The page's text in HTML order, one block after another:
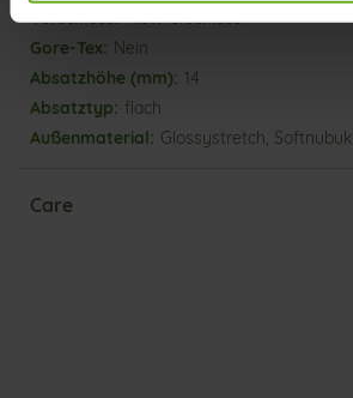
Klettverschluss
Nein
14
flach
Glossystretch, Softnubuk
Care